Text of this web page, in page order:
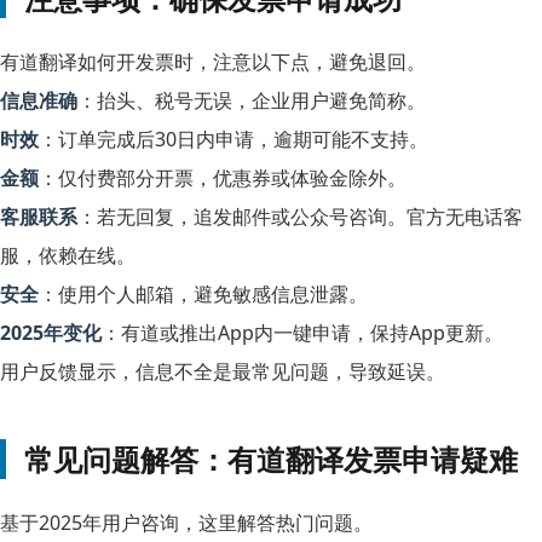
有道翻译如何开发票时，注意以下点，避免退回。
信息准确 ：抬头、税号无误，企业用户避免简称。
时效 ：订单完成后30日内申请，逾期可能不支持。
金额 ：仅付费部分开票，优惠券或体验金除外。
客服联系：若无回复，追发邮件或公众号咨询。官方无电话客
服，依赖在线。
安全 ：使用个人邮箱，避免敏感信息泄露。
2025年变化：有道或推出App内一键申请，保持App更新。
用户反馈显示，信息不全是最常见问题，导致延误。
常见问题解答：有道翻译发票申请疑难
基于2025年用户咨询，这里解答热门问题。